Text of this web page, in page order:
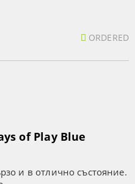
ORDERED
of Play Blue
и в отлично състояние.